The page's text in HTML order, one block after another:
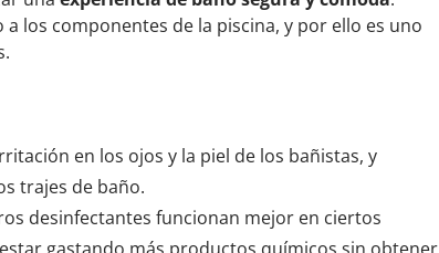
a los componentes de la piscina, y por ello es uno
en los ojos y la piel de los bañistas, y
trajes de baño.
desinfectantes funcionan mejor en ciertos